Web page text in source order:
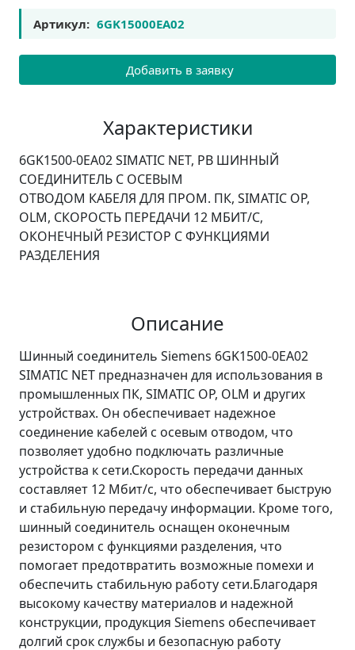
Артикул: 6GK15000EA02
Добавить в заявку
Характеристики
6GK1500-0EA02 SIMATIC NET, PB ШИННЫЙ
СОЕДИНИТЕЛЬ С ОСЕВЫМ
ОТВОДОМ КАБЕЛЯ ДЛЯ ПРОМ. ПК, SIMATIC OP,
OLM, СКОРОСТЬ ПЕРЕДАЧИ 12 МБИТ/С,
ОКОНЕЧНЫЙ РЕЗИСТОР С ФУНКЦИЯМИ
РАЗДЕЛЕНИЯ
Описание
Шинный соединитель Siemens 6GK1500-0EA02
SIMATIC NET предназначен для использования в
промышленных ПК, SIMATIC OP, OLM и других
устройствах. Он обеспечивает надежное
соединение кабелей с осевым отводом, что
позволяет удобно подключать различные
устройства к сети.Скорость передачи данных
составляет 12 Мбит/с, что обеспечивает быструю
и стабильную передачу информации. Кроме того,
шинный соединитель оснащен оконечным
резистором с функциями разделения, что
помогает предотвратить возможные помехи и
обеспечить стабильную работу сети.Благодаря
высокому качеству материалов и надежной
конструкции, продукция Siemens обеспечивает
долгий срок службы и безопасную работу